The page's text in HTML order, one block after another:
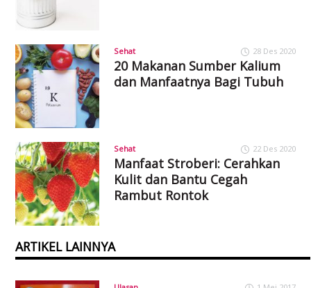
Sehat 28 Des 2020
20 Makanan Sumber Kalium
dan Manfaatnya Bagi Tubuh
Sehat 22 Des 2020
Manfaat Stroberi: Cerahkan
Kulit dan Bantu Cegah
Rambut Rontok
ARTIKEL LAINNYA